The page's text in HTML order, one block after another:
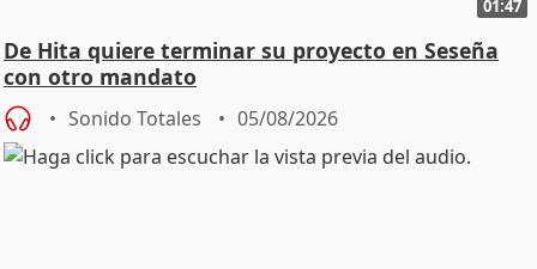
01:47
De Hita quiere terminar su proyecto en Seseña
con otro mandato
Sonido Totales 05/08/2026